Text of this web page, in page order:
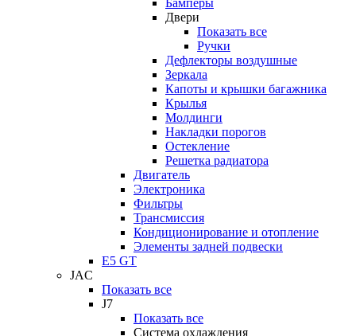
Двери
Показать все
Ручки
Дефлекторы воздушные
Зеркала
Капоты и крышки багажника
Крылья
Молдинги
Накладки порогов
Остекление
Решетка радиатора
Двигатель
Электроника
Фильтры
Трансмиссия
Кондиционирование и отопление
Элементы задней подвески
E5 GT
JAC
Показать все
J7
Показать все
Система охлаждения